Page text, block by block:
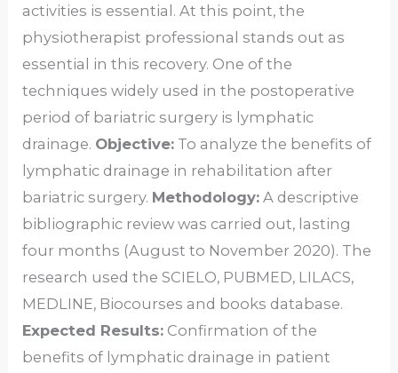
activities is essential. At this point, the
physiotherapist professional stands out as
essential in this recovery. One of the
techniques widely used in the postoperative
period of bariatric surgery is lymphatic
drainage. Objective: To analyze the benefits of
lymphatic drainage in rehabilitation after
bariatric surgery. Methodology: A descriptive
bibliographic review was carried out, lasting
four months (August to November 2020). The
research used the SCIELO, PUBMED, LILACS,
MEDLINE, Biocourses and books database.
Expected Results: Confirmation of the
benefits of lymphatic drainage in patient